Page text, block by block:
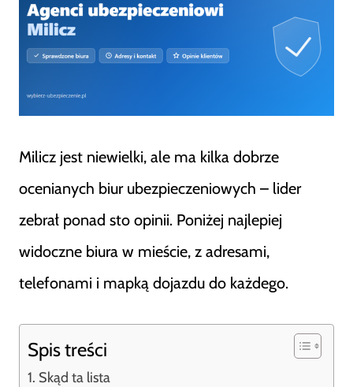
Milicz jest niewielki, ale ma kilka dobrze
ocenianych biur ubezpieczeniowych – lider
zebrał ponad sto opinii. Poniżej najlepiej
widoczne biura w mieście, z adresami,
telefonami i mapką dojazdu do każdego.
Spis treści
Skąd ta lista